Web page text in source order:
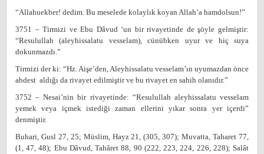
“Allahuekber! dedim. Bu meselede kolaylık koyan Allah’a hamdolsun!”
3751 – Tirmizi ve Ebu Dâvud ‘un bir rivayetinde de şöyle gelmiştir:
“Resulullah (aleyhissalatu vesselam), cünübken uyur ve hiç suya
dokunmazdı.”
Tirmizi der ki: “Hz. Aişe’den, Aleyhissalatu vesselam’ın uyumazdan önce
abdest aldığı da rivayet edilmiştir ve bu rivayet en sahih olanıdır.”
3752 – Nesai’nin bir rivayetinde: “Resulullah aleyhissalatu vesselam
yemek veya içmek istediği zaman ellerini yıkar sonra yer içerdi”
denmiştir.
Buhari, Gusl 27, 25; Müslim, Hayz 21, (305, 307); Muvatta, Taharet 77,
(1, 47, 48); Ebu Dâvud, Tahâret 88, 90 (222, 223, 224, 226, 228); Salât